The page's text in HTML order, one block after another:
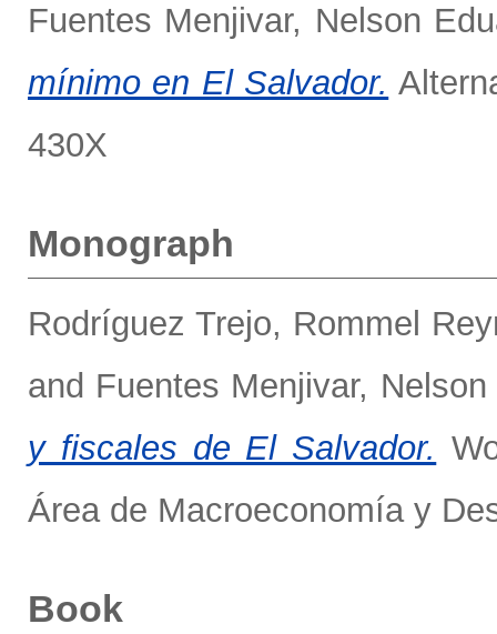
Fuentes Menjivar, Nelson
mínimo en El Salvador.
430X
Monograph
Rodríguez Trejo, Rommel
and Fuentes Menjivar,
y fiscales de El Salvador.
Área de Macroeconomía y
Book